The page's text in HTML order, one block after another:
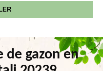
de gazon en